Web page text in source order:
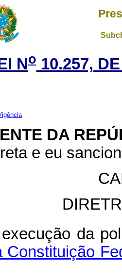
No10.257,
DA
e eu
da
Constituição